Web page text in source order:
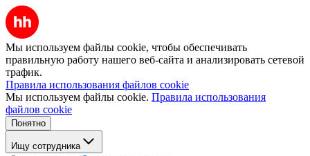
Мы используем файлы cookie, чтобы обеспечивать
правильную работу нашего веб-сайта и анализировать сетевой
трафик.
Правила использования файлов cookie
Мы используем файлы cookie. Правила использования
файлов cookie
Понятно
Ищу сотрудника